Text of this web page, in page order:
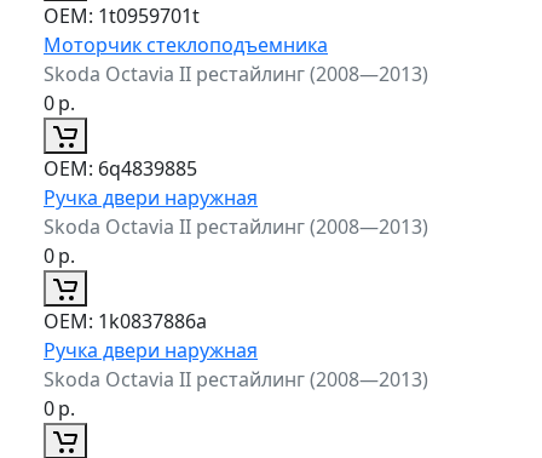
ОЕМ: 1t0959701t
Моторчик стеклоподъемника
Skoda Octavia II рестайлинг (2008—2013)
0р.
ОЕМ: 6q4839885
Ручка двери наружная
Skoda Octavia II рестайлинг (2008—2013)
0р.
ОЕМ: 1k0837886a
Ручка двери наружная
Skoda Octavia II рестайлинг (2008—2013)
0р.